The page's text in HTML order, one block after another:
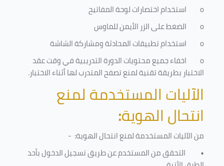
o
استخدام اختصارات لوحة المفاتيح
o
الضغط على الزر الأيمن للماوس
o
استخدام تطبيقات المحادثة ومشاركة الشاشة
o
اخفاء جميع محتويات الدورة التدريبية في وقت عقد
الاختبار بطريقة تقنية لمنع تصفح المتدرب لها أثناء الاختبار.
الآليات المستخدمة لمنع
انتحال الهوية:
من الآليات المستخدمة لمنعانتحال الهوية: -
• التحقق من المستخدم عن طريق تسجيل الدخول بأحد